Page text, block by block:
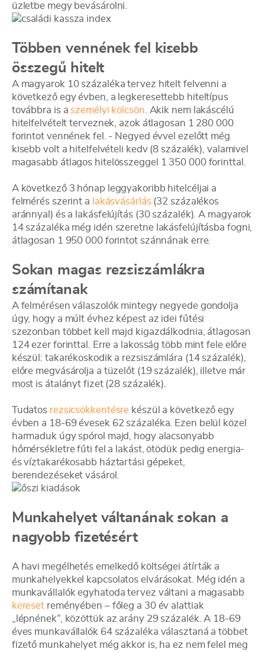
üzletbe megy bevásárolni.
Többen vennének fel kisebb
összegű hitelt
A magyarok 10 százaléka tervez hitelt felvenni a
következő egy évben, a legkeresettebb hiteltípus
továbbra is a személyi kölcsön . Akik nem lakáscélú
hitelfelvételt terveznek, azok átlagosan 1 280 000
forintot vennének fel. - Negyed évvel ezelőtt még
kisebb volt a hitelfelvételi kedv (8 százalék), valamivel
magasabb átlagos hitelösszeggel 1 350 000 forinttal.
A következő 3 hónap leggyakoribb hitelcéljai a
felmérés szerint a lakásvásárlás(32 százalékos
aránnyal) és a lakásfelújítás (30 százalék). A magyarok
14 százaléka még idén szeretne lakásfelújításba fogni,
átlagosan 1 950 000 forintot szánnának erre.
Sokan magas rezsiszámlákra
számítanak
A felmérésen válaszolók mintegy negyede gondolja
úgy, hogy a múlt évhez képest az idei fűtési
szezonban többet kell majd kigazdálkodnia, átlagosan
124 ezer forinttal. Erre a lakosság több mint fele előre
készül: takarékoskodik a rezsiszámlára (14 százalék),
előre megvásárolja a tüzelőt (19 százalék), illetve már
most is átalányt fizet (28 százalék).
Tudatos rezsicsökkentésre készül a következő egy
évben a 18-69 évesek 62 százaléka. Ezen belül közel
harmaduk úgy spórol majd, hogy alacsonyabb
hőmérsékletre fűti fel a lakást, ötödük pedig energia-
és víztakarékosabb háztartási gépeket,
berendezéseket vásárol.
Munkahelyet váltanának sokan a
nagyobb fizetésért
A havi megélhetés emelkedő költségei átírták a
munkahelyekkel kapcsolatos elvárásokat. Még idén a
munkavállalók egyhatoda tervez váltani a magasabb
kereset reményében – főleg a 30 év alattiak
„lépnének”, közöttük az arány 29 százalék. A 18-69
éves munkavállalók 64 százaléka választaná a többet
fizető munkahelyet még akkor is, ha ez nem felel meg